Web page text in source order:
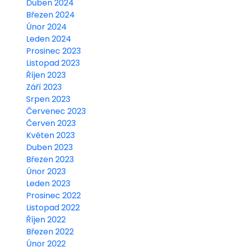
Duben 2024
Březen 2024
Únor 2024
Leden 2024
Prosinec 2023
Listopad 2023
Říjen 2023
Září 2023
Srpen 2023
Červenec 2023
Červen 2023
Květen 2023
Duben 2023
Březen 2023
Únor 2023
Leden 2023
Prosinec 2022
Listopad 2022
Říjen 2022
Březen 2022
Únor 2022